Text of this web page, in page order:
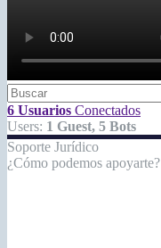
6 Usuarios Conectados
Users: 1 Guest, 5 Bots
Soporte Jurídico
¿Cómo podemos apoyarte?